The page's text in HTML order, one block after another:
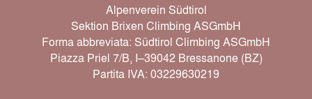
Alpenverein Südtirol
Sektion Brixen Climbing ASGmbH
Forma abbreviata: Südtirol Climbing ASGmbH
Piazza Priel 7/B, I–39042 Bressanone (BZ)
Partita IVA: 03229630219